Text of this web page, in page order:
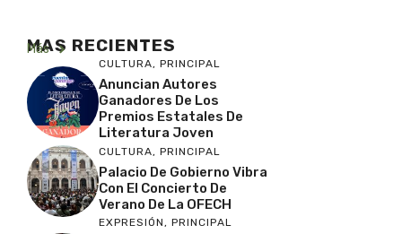
MAS RECIENTES
Más
CULTURA, PRINCIPAL
Anuncian Autores
Ganadores De Los
Premios Estatales De
Literatura Joven
CULTURA, PRINCIPAL
Palacio De Gobierno Vibra
Con El Concierto De
Verano De La OFECH
EXPRESIÓN, PRINCIPAL